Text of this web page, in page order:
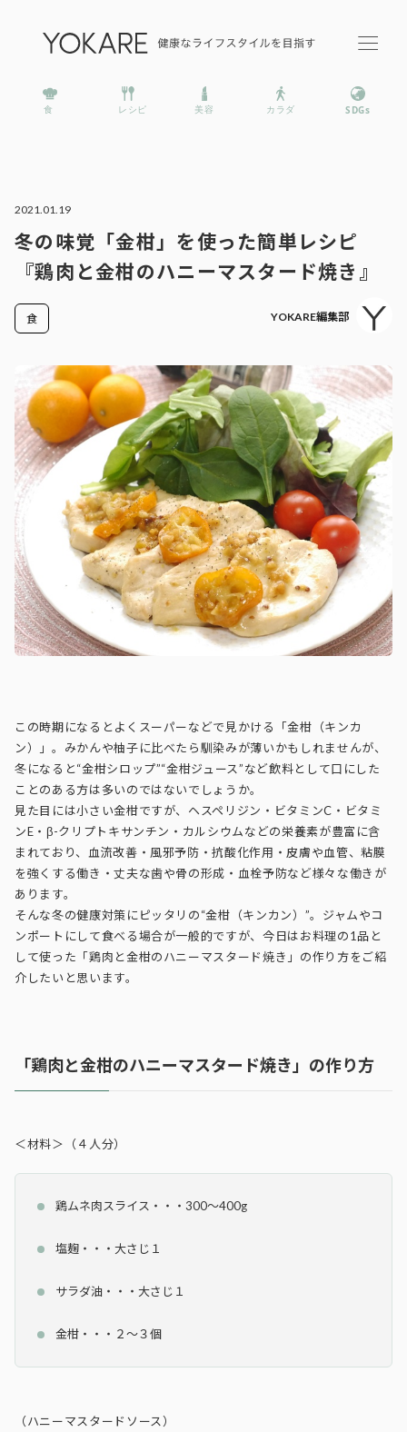
2021.01.19
冬の味覚「金柑」を使った簡単レシピ
『鶏肉と金柑のハニーマスタード焼き』
食 YOKARE編集部
この時期になるとよくスーパーなどで見かける「金柑（キンカ
ン）」。みかんや柚子に比べたら馴染みが薄いかもしれませんが、
冬になると“金柑シロップ”“金柑ジュース”など飲料として口にした
ことのある方は多いのではないでしょうか。
見た目には小さい金柑ですが、ヘスペリジン・ビタミンC・ビタミ
ンE・β-クリプトキサンチン・カルシウムなどの栄養素が豊富に含
まれており、血流改善・風邪予防・抗酸化作用・皮膚や血管、粘膜
を強くする働き・丈夫な歯や骨の形成・血栓予防など様々な働きが
あります。
そんな冬の健康対策にピッタリの“金柑（キンカン）”。ジャムやコ
ンポートにして食べる場合が一般的ですが、今日はお料理の1品と
して使った「鶏肉と金柑のハニーマスタード焼き」の作り方をご紹
介したいと思います。
「鶏肉と金柑のハニーマスタード焼き」の作り方
＜材料＞（４人分）
鶏ムネ肉スライス・・・300～400g
塩麹・・・大さじ１
サラダ油・・・大さじ１
金柑・・・２～３個
（ハニーマスタードソース）